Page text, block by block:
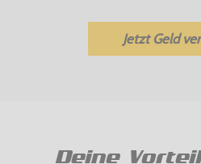
Jetzt Geld
Deine